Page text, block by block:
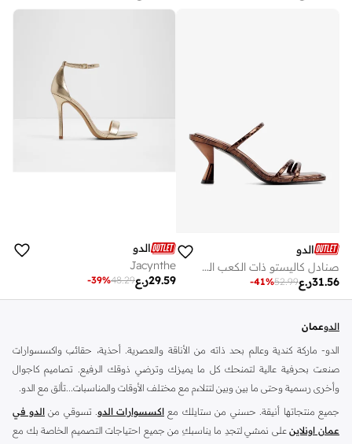
الدو
صنادل كاليستو ذات الكعب العالي
ر.ع31.56
52.99
-41%
الدو
Jacynthe
ر.ع29.59
48.29
-39%
الدوعمان
الدو- ماركة كندية وعالم بحد ذاته من الأناقة والعصرية. أحذية، حقائب واكسسوارات
صنعت بحرفية عالية لتمنحك كل ما يميزك وترضي ذوقك الرفيع. تصاميم كاجوال
وأخرى رسمية وحتى ما بين وبين لتتلاءم مع مختلف الأوقات والمناسبات...تألق مع الدو.
جميع منتجاتها أنيقة. حسني من ستايلك مع اكسسوارات الدو . تسوقي من الدو في
عمان اونلاين على نمشي لتجدِ ما يناسبكِ من جميع احتياجات التصميم الخاصة بك مع